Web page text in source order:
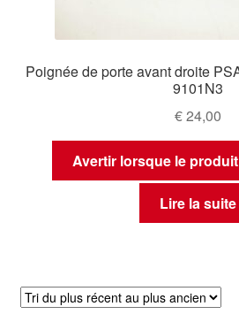
Poignée de porte avant droite
9101N3
€24,00
Avertir lorsque le
Lire la suite